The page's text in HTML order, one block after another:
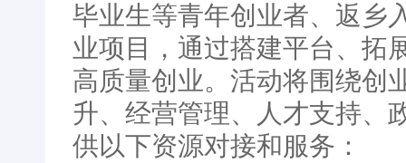
毕业生等青年创业者、返乡
业项目，通过搭建平台、拓
高质量创业。活动将围绕创
升、经营管理、人才支持、
供以下资源对接和服务：